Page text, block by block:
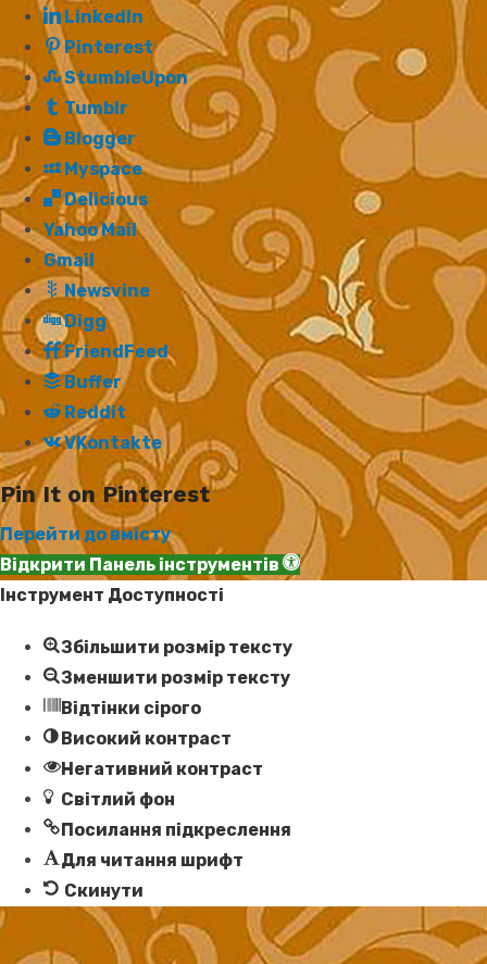
LinkedIn
Pinterest
StumbleUpon
Tumblr
Blogger
Myspace
Delicious
Yahoo Mail
Gmail
Newsvine
Digg
FriendFeed
Buffer
Reddit
VKontakte
Pin It on Pinterest
Перейти до вмісту
Відкрити Панель інструментів
Інструмент Доступності
Збільшити розмір тексту
Зменшити розмір тексту
Відтінки сірого
Високий контраст
Негативний контраст
Світлий фон
Посилання підкреслення
Для читання шрифт
Скинути